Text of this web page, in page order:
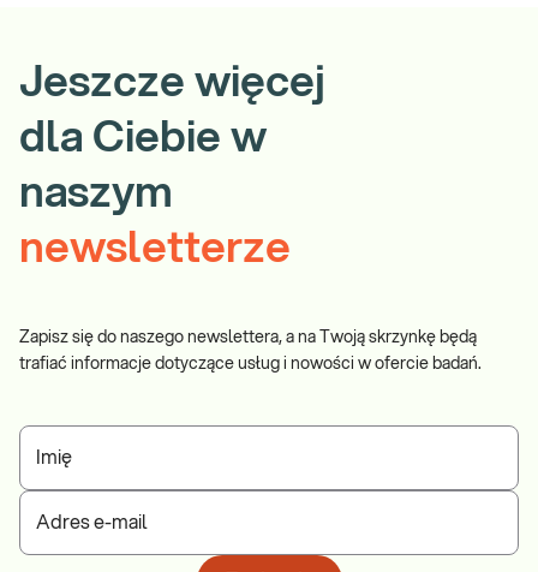
Jeszcze więcej
dla Ciebie w
naszym
newsletterze
Zapisz się do naszego newslettera, a na Twoją skrzynkę będą
trafiać informacje dotyczące usług i nowości w ofercie badań.
Imię
Adres e-mail